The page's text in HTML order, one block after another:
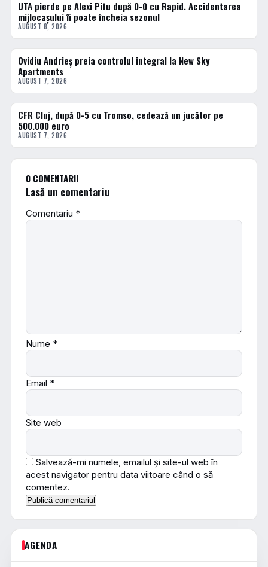
FOTBAL INTERN
UTA pierde pe Alexi Pitu după 0-0 cu Rapid. Accidentarea
mijlocașului îi poate încheia sezonul
AUGUST 8, 2026
FOTBAL INTERN
Ovidiu Andrieș preia controlul integral la New Sky
Apartments
AUGUST 7, 2026
FOTBAL INTERN
CFR Cluj, după 0-5 cu Tromso, cedează un jucător pe
500.000 euro
AUGUST 7, 2026
0 COMENTARII
Lasă un comentariu
Comentariu *
Nume *
Email *
Site web
Salvează-mi numele, emailul și site-ul web în
acest navigator pentru data viitoare când o să
comentez.
AGENDA